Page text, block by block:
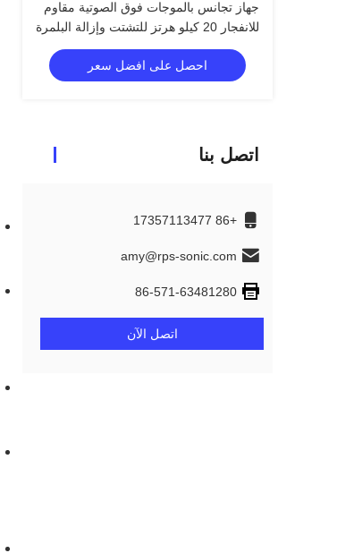
جهاز تجانس بالموجات فوق الصوتية مقاوم
للانفجار 20 كيلو هرتز للتشتت وإزالة البلمرة
احصل على افضل سعر
اتصل بنا
+86 17357113477
amy@rps-sonic.com
86-571-63481280
اتصل الآن